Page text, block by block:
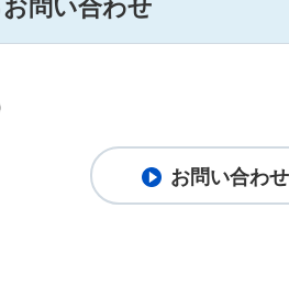
問い合わせ